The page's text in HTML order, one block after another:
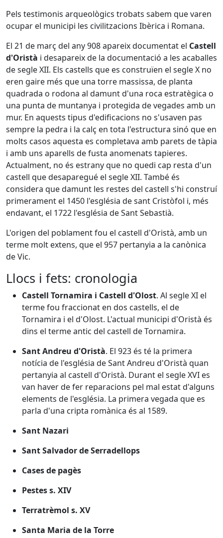
Pels testimonis arqueològics trobats sabem que varen
ocupar el municipi les civilitzacions Ibèrica i Romana.
El 21 de març del any 908 apareix documentat el Castell
d'Oristà i desapareix de la documentació a les acaballes
de segle XII. Els castells que es construïen el segle X no
eren gaire més que una torre massissa, de planta
quadrada o rodona al damunt d'una roca estratègica o
una punta de muntanya i protegida de vegades amb un
mur. En aquests tipus d'edificacions no s'usaven pas
sempre la pedra i la calç en tota l'estructura sinó que en
molts casos aquesta es completava amb parets de tàpia
i amb uns aparells de fusta anomenats tapieres.
Actualment, no és estrany que no quedi cap resta d'un
castell que desaparegué el segle XII. També és
considera que damunt les restes del castell s'hi construí
primerament el 1450 l'església de sant Cristòfol i, més
endavant, el 1722 l'església de Sant Sebastià.
L'origen del poblament fou el castell d'Oristà, amb un
terme molt extens, que el 957 pertanyia a la canònica
de Vic.
Llocs i fets: cronologia
Castell Tornamira i Castell d'Olost. Al segle XI el
terme fou fraccionat en dos castells, el de
Tornamira i el d'Olost. L'actual municipi d'Oristà és
dins el terme antic del castell de Tornamira.
Sant Andreu d'Oristà. El 923 és té la primera
notícia de l'església de Sant Andreu d'Oristà quan
pertanyia al castell d'Oristà. Durant el segle XVI es
van haver de fer reparacions pel mal estat d'alguns
elements de l'església. La primera vegada que es
parla d'una cripta romànica és al 1589.
Sant Nazari
Sant Salvador de Serradellops
Cases de pagès
Pestes s. XIV
Terratrèmol s. XV
Santa Maria de la Torre